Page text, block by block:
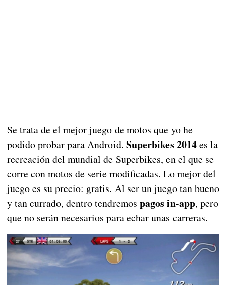
Se trata de el mejor juego de motos que yo he
podido probar para Android. Superbikes 2014es la
recreación del mundial de Superbikes, en el que se
corre con motos de serie modificadas. Lo mejor del
juego es su precio: gratis. Al ser un juego tan bueno
y tan currado, dentro tendremos pagos in-app, pero
que no serán necesarios para echar unas carreras.